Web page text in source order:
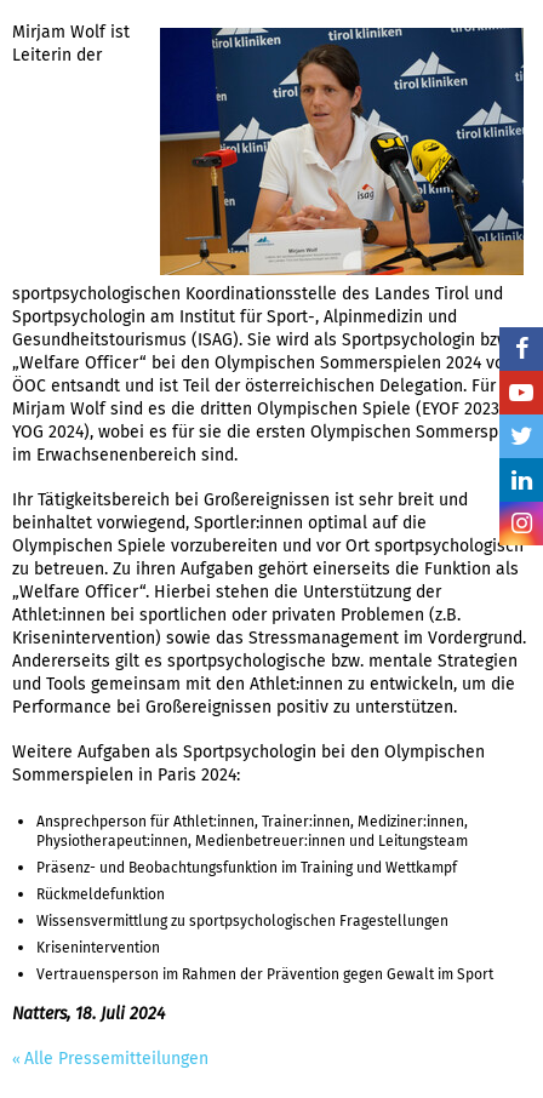
Mirjam Wolf ist
Leiterin der
sportpsychologischen Koordinationsstelle des Landes Tirol und
Sportpsychologin am Institut für Sport-, Alpinmedizin und
Gesundheitstourismus (ISAG). Sie wird als Sportpsychologin bzw.
„Welfare Officer“ bei den Olympischen Sommerspielen 2024 vom
ÖOC entsandt und ist Teil der österreichischen Delegation. Für
Mirjam Wolf sind es die dritten Olympischen Spiele (EYOF 2023,
YOG 2024), wobei es für sie die ersten Olympischen Sommerspiele
im Erwachsenenbereich sind.
Ihr Tätigkeitsbereich bei Großereignissen ist sehr breit und
beinhaltet vorwiegend, Sportler:innen optimal auf die
Olympischen Spiele vorzubereiten und vor Ort sportpsychologisch
zu betreuen. Zu ihren Aufgaben gehört einerseits die Funktion als
„Welfare Officer“. Hierbei stehen die Unterstützung der
Athlet:innen bei sportlichen oder privaten Problemen (z.B.
Krisenintervention) sowie das Stressmanagement im Vordergrund.
Andererseits gilt es sportpsychologische bzw. mentale Strategien
und Tools gemeinsam mit den Athlet:innen zu entwickeln, um die
Performance bei Großereignissen positiv zu unterstützen.
Weitere Aufgaben als Sportpsychologin bei den Olympischen
Sommerspielen in Paris 2024:
Ansprechperson für Athlet:innen, Trainer:innen, Mediziner:innen,
Physiotherapeut:innen, Medienbetreuer:innen und Leitungsteam
Präsenz- und Beobachtungsfunktion im Training und Wettkampf
Rückmeldefunktion
Wissensvermittlung zu sportpsychologischen Fragestellungen
Krisenintervention
Vertrauensperson im Rahmen der Prävention gegen Gewalt im Sport
Natters, 18. Juli 2024
Alle Pressemitteilungen